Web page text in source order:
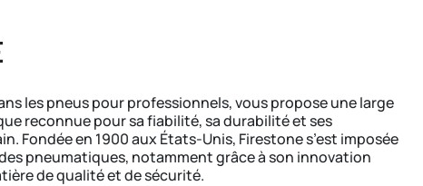
les pneus pour professionnels, vous propose une large
reconnue pour sa fiabilité, sa durabilité et ses
Fondée en 1900 aux États-Unis, Firestone s’est imposée
pneumatiques, notamment grâce à son innovation
de qualité et de sécurité.